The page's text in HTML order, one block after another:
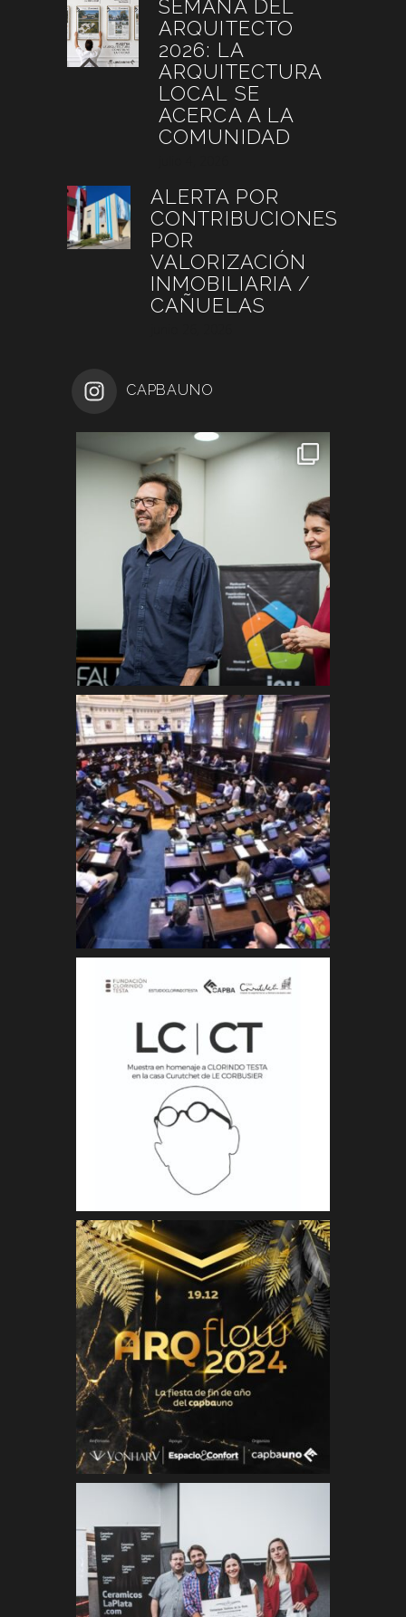
SEMANA DEL
ARQUITECTO
2026: LA
ARQUITECTURA
LOCAL SE
ACERCA A LA
COMUNIDAD
ALERTA POR
CONTRIBUCIONES
POR
VALORIZACIÓN
INMOBILIARIA /
CAÑUELAS
CAPBAUNO